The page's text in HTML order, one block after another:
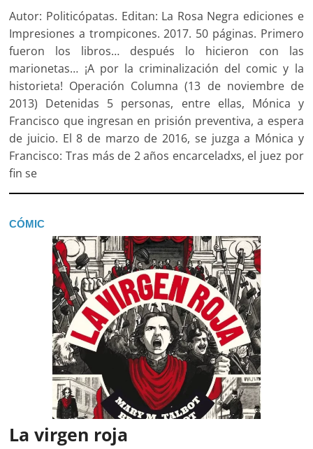
Autor: Politicópatas. Editan: La Rosa Negra ediciones e
Impresiones a trompicones. 2017. 50 páginas. Primero
fueron los libros… después lo hicieron con las
marionetas… ¡A por la criminalización del comic y la
historieta! Operación Columna (13 de noviembre de
2013) Detenidas 5 personas, entre ellas, Mónica y
Francisco que ingresan en prisión preventiva, a espera
de juicio. El 8 de marzo de 2016, se juzga a Mónica y
Francisco: Tras más de 2 años encarceladxs, el juez por
fin se
CÓMIC
La virgen roja